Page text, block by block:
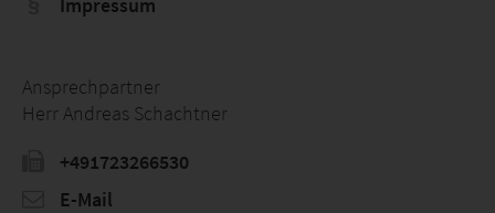
Ansprechpartner
Herr Andreas Schachtner
+491723266530
E-Mail